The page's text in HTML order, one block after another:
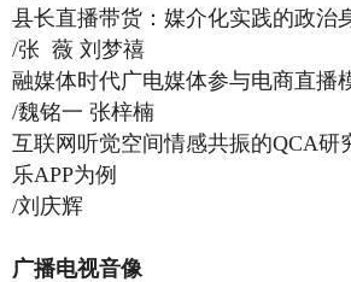
县长直播带货：媒介化实践的政治
/张 薇 刘梦禧
融媒体时代广电媒体参与电商直播
/魏铭一 张梓楠
互联网听觉空间情感共振的QCA
乐APP为例
/刘庆辉
广播电视音像